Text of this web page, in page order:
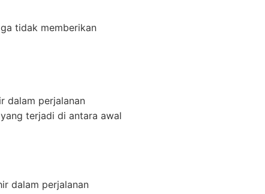
tidak memberikan
dalam perjalanan
terjadi di antara awal
dalam perjalanan